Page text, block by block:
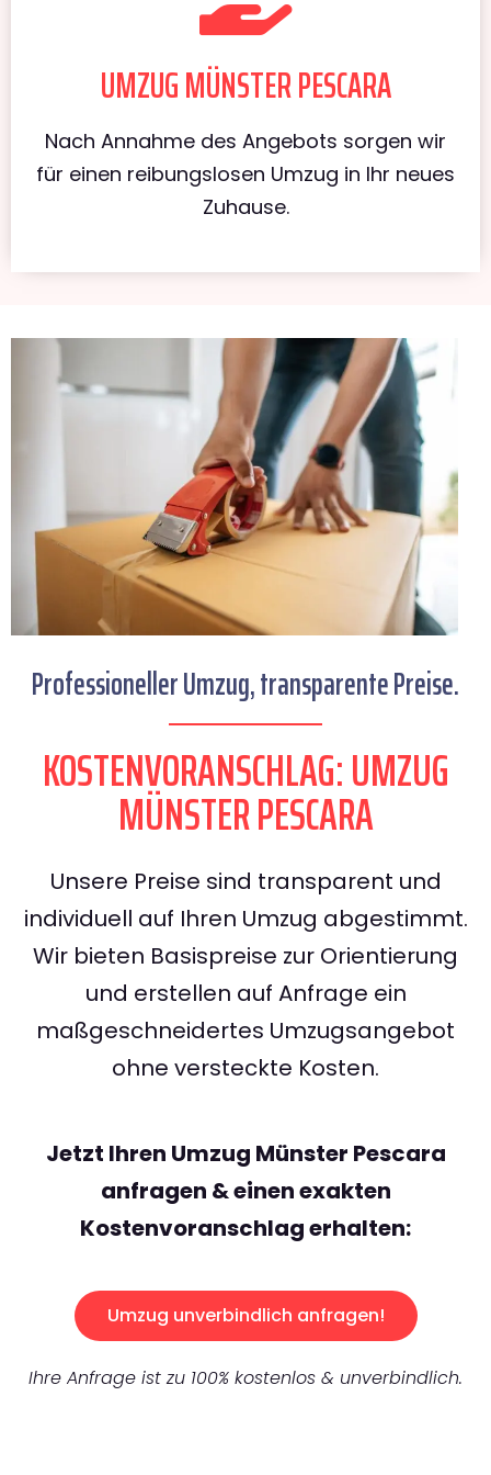
UMZUG MÜNSTER PESCARA
Nach Annahme des Angebots sorgen wir
für einen reibungslosen Umzug in Ihr neues
Zuhause.
Professioneller Umzug, transparente Preise.
KOSTENVORANSCHLAG: UMZUG
MÜNSTER PESCARA
Unsere Preise sind transparent und
individuell auf Ihren Umzug abgestimmt.
Wir bieten Basispreise zur Orientierung
und erstellen auf Anfrage ein
maßgeschneidertes Umzugsangebot
ohne versteckte Kosten.
Jetzt Ihren Umzug Münster Pescara
anfragen & einen exakten
Kostenvoranschlag erhalten:
Umzug unverbindlich anfragen!
Ihre Anfrage ist zu 100% kostenlos & unverbindlich.